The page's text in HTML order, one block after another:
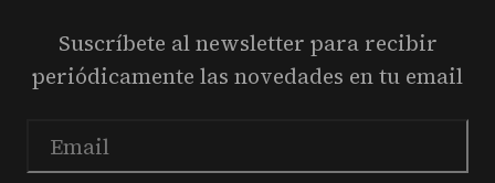
Suscríbete al newsletter para recibir
periódicamente las novedades en tu email